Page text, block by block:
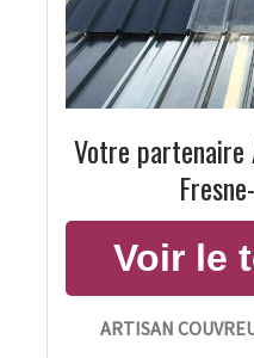
Votre
ARTISAN